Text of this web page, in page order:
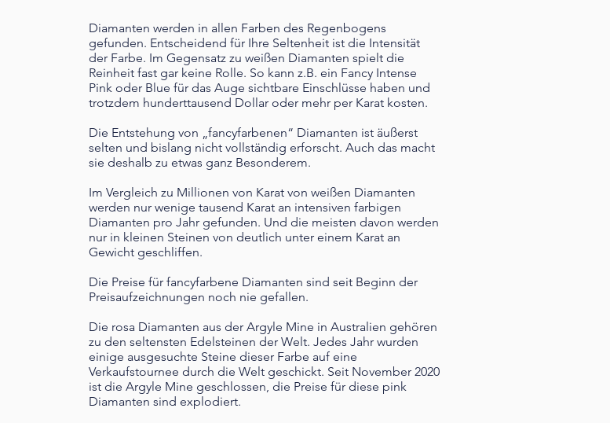
Diamanten werden in allen Farben des Regenbogens
gefunden. Entscheidend für Ihre Seltenheit ist die Intensität
der Farbe. Im Gegensatz zu weißen Diamanten spielt die
Reinheit fast gar keine Rolle. So kann z.B. ein Fancy Intense
Pink oder Blue für das Auge sichtbare Einschlüsse haben und
trotzdem hunderttausend Dollar oder mehr per Karat kosten.
​Die Entstehung von „fancyfarbenen“ Diamanten ist äußerst
selten und bislang nicht vollständig erforscht. Auch das macht
sie deshalb zu etwas ganz Besonderem.
Im Vergleich zu Millionen von Karat von weißen Diamanten
werden nur wenige tausend Karat an intensiven farbigen
Diamanten pro Jahr gefunden. Und die meisten davon werden
nur in kleinen Steinen von deutlich unter einem Karat an
Gewicht geschliffen.
Die Preise für fancyfarbene Diamanten sind seit Beginn der
Preisaufzeichnungen noch nie gefallen.
​Die rosa Diamanten aus der Argyle Mine in Australien gehören
zu den seltensten Edelsteinen der Welt. Jedes Jahr wurden
einige ausgesuchte Steine dieser Farbe auf eine
Verkaufstournee durch die Welt geschickt. Seit November 2020
ist die Argyle Mine geschlossen, die Preise für diese pink
Diamanten sind explodiert.